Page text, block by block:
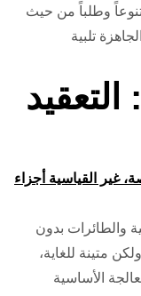
وتنوعاً وطلباً من حيث
تلبية
غير القياسية أجزاء
والطائرات بدون
متينة للغاية،
الأساسية